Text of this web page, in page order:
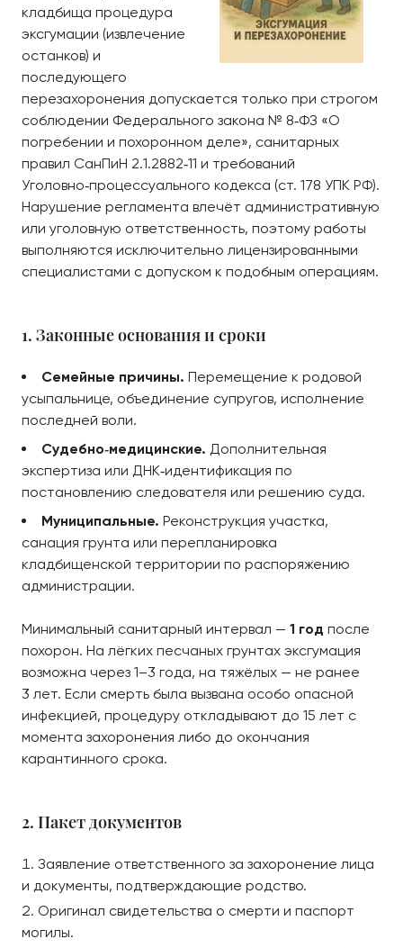
кладбища процедура
эксгумации (извлечение
останков) и
последующего
перезахоронения допускается только при строгом
соблюдении Федерального закона № 8‑ФЗ «О
погребении и похоронном деле», санитарных
правил СанПиН 2.1.2882‑11 и требований
Уголовно‑процессуального кодекса (ст. 178 УПК РФ).
Нарушение регламента влечёт административную
или уголовную ответственность, поэтому работы
выполняются исключительно лицензированными
специалистами с допуском к подобным операциям.
1. Законные основания и сроки
Семейные причины. Перемещение к родовой
усыпальнице, объединение супругов, исполнение
последней воли.
Судебно‑медицинские. Дополнительная
экспертиза или ДНК‑идентификация по
постановлению следователя или решению суда.
Муниципальные. Реконструкция участка,
санация грунта или перепланировка
кладбищенской территории по распоряжению
администрации.
Минимальный санитарный интервал — 1 год после
похорон. На лёгких песчаных грунтах эксгумация
возможна через 1–3 года, на тяжёлых — не ранее
3 лет. Если смерть была вызвана особо опасной
инфекцией, процедуру откладывают до 15 лет с
момента захоронения либо до окончания
карантинного срока.
2. Пакет документов
Заявление ответственного за захоронение лица
и документы, подтверждающие родство.
Оригинал свидетельства о смерти и паспорт
могилы.